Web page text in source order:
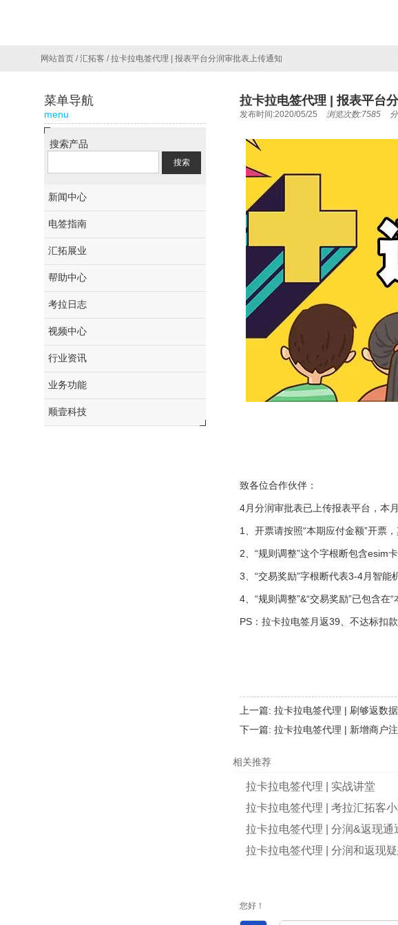
网站首页 /汇拓客 /拉卡拉电签代理 | 报表平台分润审批表上传通知
菜单导航
menu
搜索产品
新闻中心
电签指南
汇拓展业
帮助中心
考拉日志
视频中心
行业资讯
业务功能
顺壹科技
拉卡拉电签代理 | 报表平台
发布时间:2020/05/25 浏览次数:7585
致各位合作伙伴：
4月分润审批表已上传报表平台，本
1、开票请按照“本期应付金额”开票
2、“规则调整”这个字根断包含esim
3、“交易奖励”字根断代表3-4月智能
4、“规则调整”&“交易奖励”已包含
PS：拉卡拉电签月返39、不达标扣
上一篇: 拉卡拉电签代理 | 刷够返数
下一篇: 拉卡拉电签代理 | 新增商户
相关推荐
拉卡拉电签代理 | 实战讲堂
拉卡拉电签代理 | 考拉汇拓客
拉卡拉电签代理 | 分润&返现通
拉卡拉电签代理 | 分润和返现
您好！